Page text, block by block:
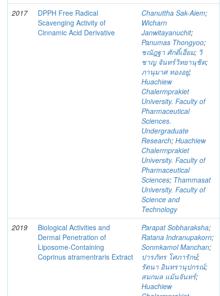
2017
DPPH Free Radical
Scavenging Activity of
Cinnamic Acid Derivative
Chanuttha Sak-Aiem;
Wicharn
Janwitayanuchit;
Panumas Thongyoo;
ชณัฎฐา ศักดิ์เอี่ยม; วิ
ชาญ จันทร์วิทยานุชิต;
ภานุมาศ ทองอยู่;
Huachiew
Chalermprakiet
University. Faculty of
Pharmaceutical
Sciences.
Undergraduate
Research; Huachiew
Chalermprakiet
University. Faculty of
Pharmaceutical
Sciences; Thammasat
University. Faculty of
Science and
Technology
2019
Biological Activities and
Dermal Penetration of
Liposome-Containing
Coprinus atramentraris Extract
Parapat Sobharaksha;
Ratana Indranupakorn;
Sonmkamol Manchan;
ปารภัทร โศภารักษ์;
รัตนา อินทรานุปกรณ์;
สมกมล แม้นจันทร์;
Huachiew